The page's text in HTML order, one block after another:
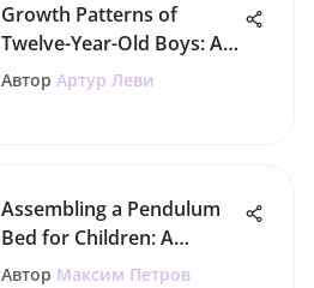
Growth Patterns of
Twelve-Year-Old Boys: A
Comprehensive Guide
Автор Артур Леви
Assembling a Pendulum
Bed for Children: A
Complete Guide
Автор Максим Петров